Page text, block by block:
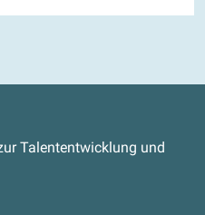
Talententwicklung und